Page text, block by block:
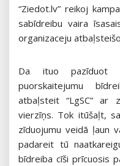
“Ziedot.lv” reikoj
sabīdreibu vaira
organizaceju
Da ituo pazīduot
puorskaitejumu
atbaļsteit “LgSC” ar
vierzīņs. Tok itūšaļt,
zīduojumu veidā ļaun
padareit tū
bīdreiba cīši prīcuosis